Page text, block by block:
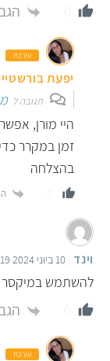
הגב
עורכת
יפעת
תגובה ל
היי מורן,
זמן במקרר
בהצלחה
וינד 10 ביוני 2024 13:19
להשתמש במיקסר
הגב
עורכת